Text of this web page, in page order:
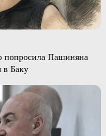
попросила Пашиняна
в Баку